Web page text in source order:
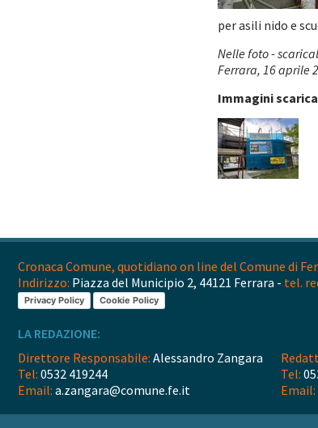
per asili nido e
Nelle foto -
Ferrara, 16 aprile
Immagini
Cronaca Comune, quotidiano on line del Comune di
Indirizzo: Piazza del Municipio 2, 44121 Ferrara - tel.
Privacy Policy Cookie Policy
LA REDAZIONE:
Direttore Responsabile: Alessandro Zangara
Tel: 0532 419244
Email: a.zangara@comune.fe.it
Tel:
Email: